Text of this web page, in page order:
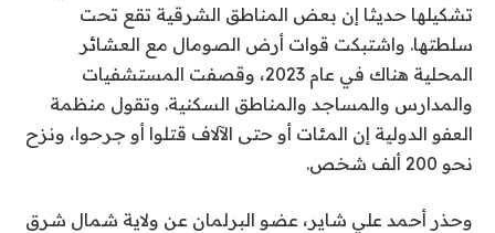
تشكيلها حديثا إن بعض المناطق الشرقية تقع تحت
سلطتها. واشتبكت قوات أرض الصومال مع العشائر
المحلية هناك في عام 2023، وقصفت المستشفيات
والمدارس والمساجد والمناطق السكنية. وتقول منظمة
العفو الدولية إن المئات أو حتى الآلاف قتلوا أو جرحوا، ونزح
نحو 200 ألف شخص.
وحذر أحمد علي شاير، عضو البرلمان عن ولاية شمال شرق